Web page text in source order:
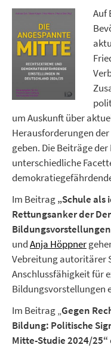
Auf
um Auskunft über
Herausforderungen
geben. Die Beiträge
unterschiedliche
Im Beitrag„Schule als
Rettungsanker der
undAnja Höppner
Vebreitung autoritärer
Anschlussfähigkeit für
Bildungsvorstellungen
Im Beitrag „Gegen
Bildung: Politische
Mitte-Studie 2024/25“